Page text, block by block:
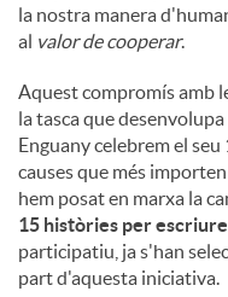
la nostra manera
al valor de cooperar.
Aquest compromís amb
la tasca que
Enguany celebrem el
causes que més
hem posat en marxa la
15 històries per
participatiu, ja s'han
part d'aquesta iniciativa.